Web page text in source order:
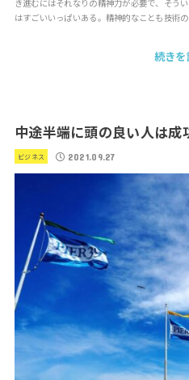
き進むにはそれなりの精神力が必要で、そう
はすごいいっぱいある。精神的なことも技術
続きを
中途半端に頭の良い人は成
ビジネス 2021.09.27